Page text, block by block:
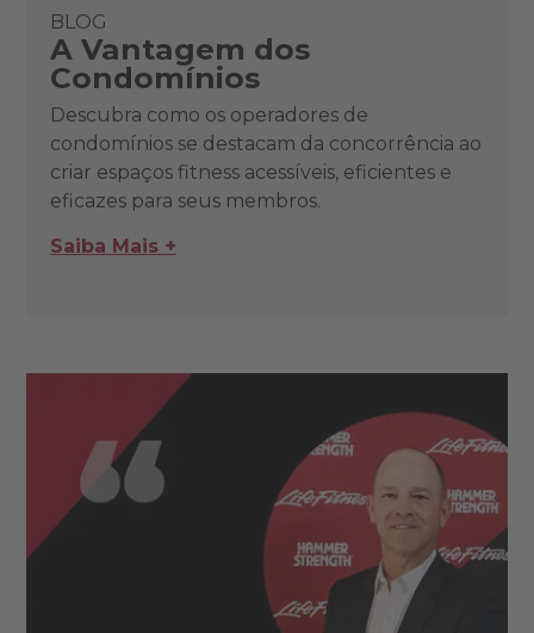
BLOG
A Vantagem dos
Condomínios
Descubra como os operadores de
condomínios se destacam da concorrência ao
criar espaços fitness acessíveis, eficientes e
eficazes para seus membros.
Saiba Mais +